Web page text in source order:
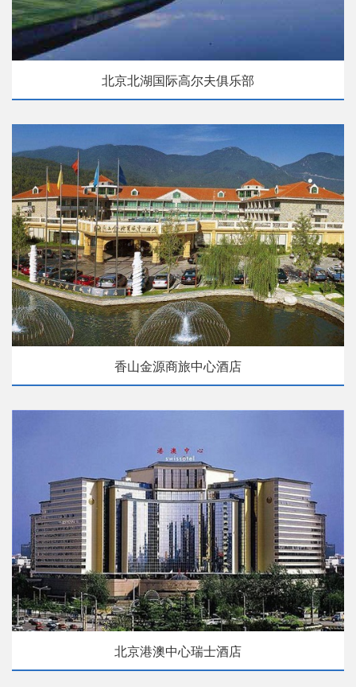
北京北湖国际高尔夫俱乐部
香山金源商旅中心酒店
北京港澳中心瑞士酒店